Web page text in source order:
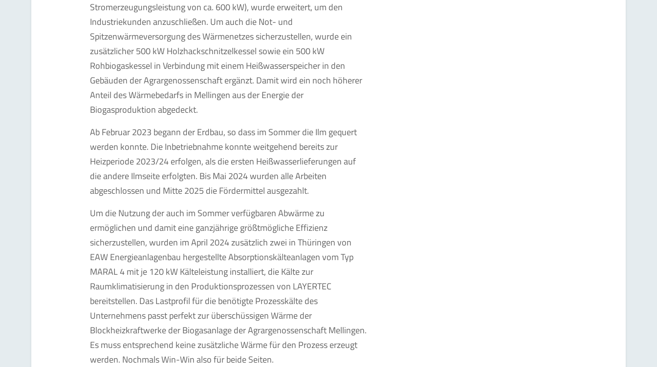
Stromerzeugungsleistung von ca. 600 kW), wurde erweitert, um den
Industriekunden anzuschließen. Um auch die Not- und
Spitzenwärmeversorgung des Wärmenetzes sicherzustellen, wurde ein
zusätzlicher 500 kW Holzhackschnitzelkessel sowie ein 500 kW
Rohbiogaskessel in Verbindung mit einem Heißwasserspeicher in den
Gebäuden der Agrargenossenschaft ergänzt. Damit wird ein noch höherer
Anteil des Wärmebedarfs in Mellingen aus der Energie der
Biogasproduktion abgedeckt.
Ab Februar 2023 begann der Erdbau, so dass im Sommer die Ilm gequert
werden konnte. Die Inbetriebnahme konnte weitgehend bereits zur
Heizperiode 2023/24 erfolgen, als die ersten Heißwasserlieferungen auf
die andere Ilmseite erfolgten. Bis Mai 2024 wurden alle Arbeiten
abgeschlossen und Mitte 2025 die Fördermittel ausgezahlt.
Um die Nutzung der auch im Sommer verfügbaren Abwärme zu
ermöglichen und damit eine ganzjährige größtmögliche Effizienz
sicherzustellen, wurden im April 2024 zusätzlich zwei in Thüringen von
EAW Energieanlagenbau hergestellte Absorptionskälteanlagen vom Typ
MARAL 4 mit je 120 kW Kälteleistung installiert, die Kälte zur
Raumklimatisierung in den Produktionsprozessen von LAYERTEC
bereitstellen. Das Lastprofil für die benötigte Prozesskälte des
Unternehmens passt perfekt zur überschüssigen Wärme der
Blockheizkraftwerke der Biogasanlage der Agrargenossenschaft Mellingen.
Es muss entsprechend keine zusätzliche Wärme für den Prozess erzeugt
werden. Nochmals Win-Win also für beide Seiten.